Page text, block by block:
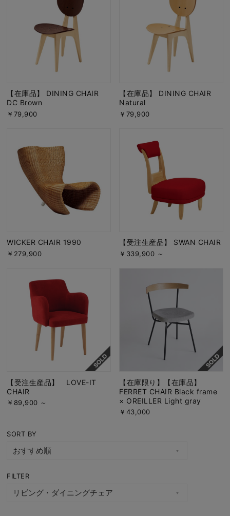
【在庫品】 DINING CHAIR
DC Brown
￥79,900
【在庫品】 DINING CHAIR
Natural
￥79,900
WICKER CHAIR 1990
￥279,900
【受注生産品】 SWAN CHAIR
￥339,900 ～
【受注生産品】 LOVE-IT
CHAIR
￥89,900 ～
【在庫限り】【在庫品】
FERRET CHAIR Black frame
× OREILLER Light gray
￥43,000
SORT BY
FILTER